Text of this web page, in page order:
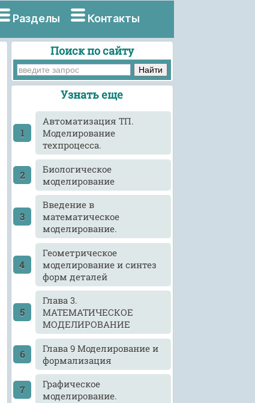
Разделы Контакты
Поиск по сайту
Узнать еще
Автоматизация ТП.
Моделирование
техпроцесса.
Биологическое
моделирование
Введение в
математическое
моделирование.
Геометрическое
моделирование и синтез
форм деталей
Глава 3.
МАТЕМАТИЧЕСКОЕ
МОДЕЛИРОВАНИЕ
Глава 9 Моделирование и
формализация
Графическое
моделирование.